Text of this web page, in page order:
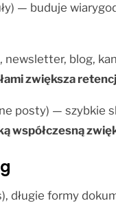
— buduje
blog,
zwiększa
posty) — szybkie
współczesną
długie formy